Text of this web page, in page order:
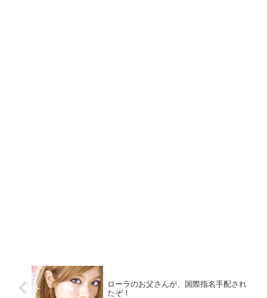
ローラのお父さんが、国際指名手配され
たぞ！